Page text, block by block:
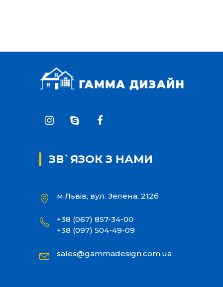
ЗВ`ЯЗОК З НАМИ
м.Львів, вул. Зелена, 212б
+38 (067) 857-34-00
+38 (097) 504-49-09
sales@gammadesign.com.ua